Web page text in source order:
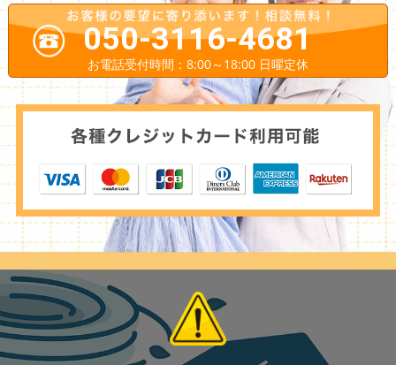
050-3116-4681
お電話受付時間：8:00～18:00 日曜定休